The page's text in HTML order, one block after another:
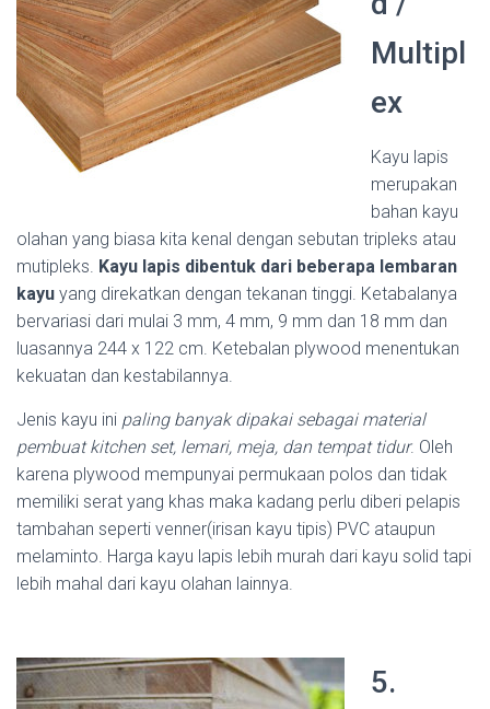
Multipl
ex
Kayu lapis
merupakan
bahan kayu
olahan yang biasa kita kenal dengan sebutan tripleks atau
mutipleks. Kayu lapis dibentuk dari beberapa lembaran
kayu yang direkatkan dengan tekanan tinggi. Ketabalanya
bervariasi dari mulai 3 mm, 4 mm, 9 mm dan 18 mm dan
luasannya 244 x 122 cm. Ketebalan plywood menentukan
kekuatan dan kestabilannya.
Jenis kayu ini paling banyak dipakai sebagai material
pembuat kitchen set, lemari, meja, dan tempat tidur. Oleh
karena plywood mempunyai permukaan polos dan tidak
memiliki serat yang khas maka kadang perlu diberi pelapis
tambahan seperti venner(irisan kayu tipis) PVC ataupun
melaminto. Harga kayu lapis lebih murah dari kayu solid tapi
lebih mahal dari kayu olahan lainnya.
5.